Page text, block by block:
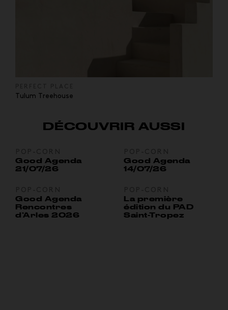
Tulum Treehouse
DÉCOUVRIR AUSSI
Good Agenda
21/07/26
Good Agenda
14/07/26
Good Agenda
Rencontres
d’Arles 2026
La première
édition du PAD
Saint-Tropez